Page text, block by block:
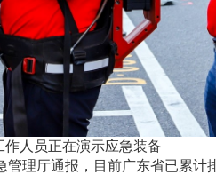
作人员正在演示应急装备
理厅通报，目前广东省已累计